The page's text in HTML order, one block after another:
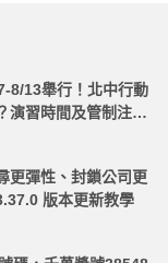
8/13舉行！北中行動
演習時間及管制注意
更彈性、封鎖公司更
版本更新教學